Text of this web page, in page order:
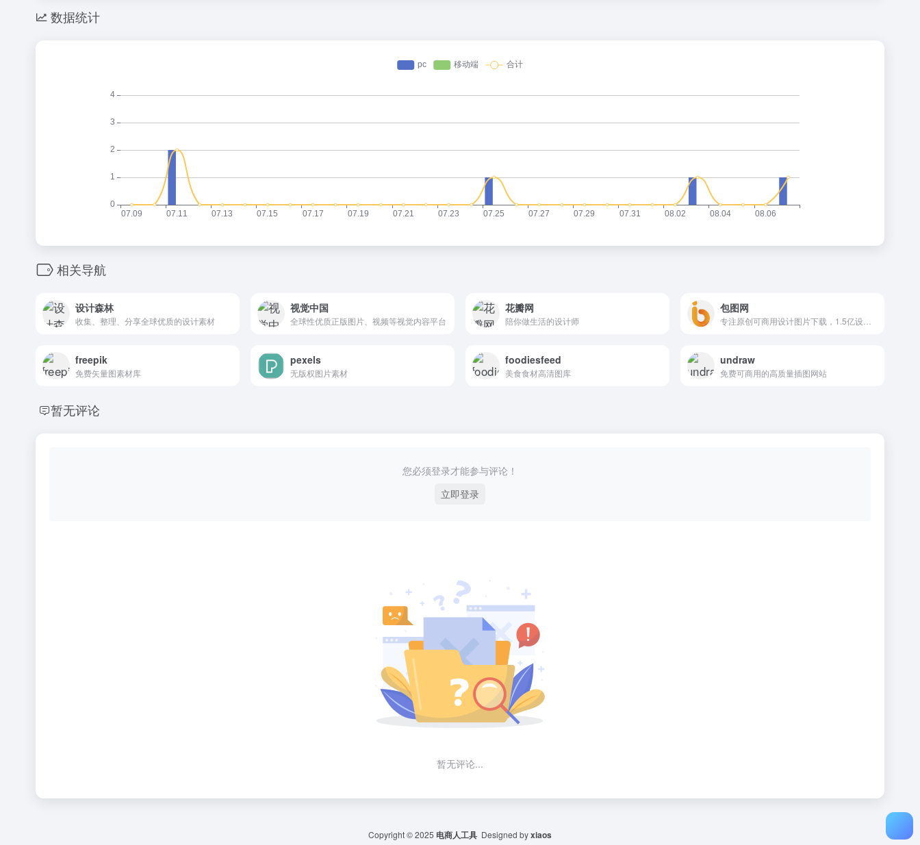
数据统计
相关导航
设计森林
收集、整理、分享全球优质的设计素材
视觉中国
全球性优质正版图片、视频等视觉内容平台
花瓣网
陪你做生活的设计师
包图网
freepik
免费矢量图素材库
pexels
无版权图片素材
foodiesfeed
美食食材高清图库
undraw
免费可商用的高质量插图网站
暂无评论
您必须登录才能参与评论！
立即登录
暂无评论...
Copyright © 2025 电商人工具 Designed byxiaos